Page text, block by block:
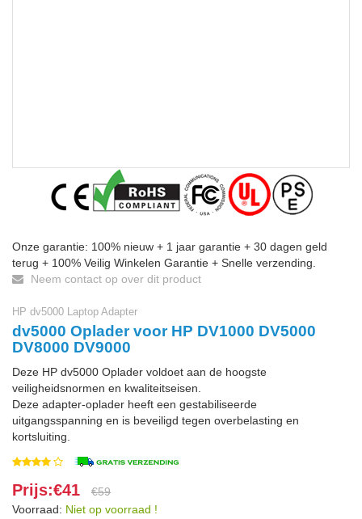
Onze garantie: 100% nieuw + 1 jaar garantie + 30 dagen geld
terug + 100% Veilig Winkelen Garantie + Snelle verzending.
Neem contact op over dit product
HP dv5000 Laptop Adapter
dv5000 Oplader voor HP DV1000 DV5000
DV8000 DV9000
Deze HP dv5000 Oplader voldoet aan de hoogste
veiligheidsnormen en kwaliteitseisen.
Deze adapter-oplader heeft een gestabiliseerde
uitgangsspanning en is beveiligd tegen overbelasting en
kortsluiting.
Prijs:€41
€59
Voorraad: Niet op voorraad !